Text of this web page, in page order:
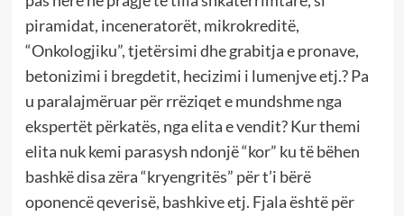
piramidat, inceneratorët, mikrokreditë,
“Onkologjiku”, tjetërsimi dhe grabitja e pronave,
betonizimi i bregdetit, hecizimi i lumenjve etj.? Pa
u paralajmëruar për rrëziqet e mundshme nga
ekspertët përkatës, nga elita e vendit? Kur themi
elita nuk kemi parasysh ndonjë “kor” ku të bëhen
bashkë disa zëra “kryengritës” për t’i bërë
oponencë qeverisë, bashkive etj. Fjala është për